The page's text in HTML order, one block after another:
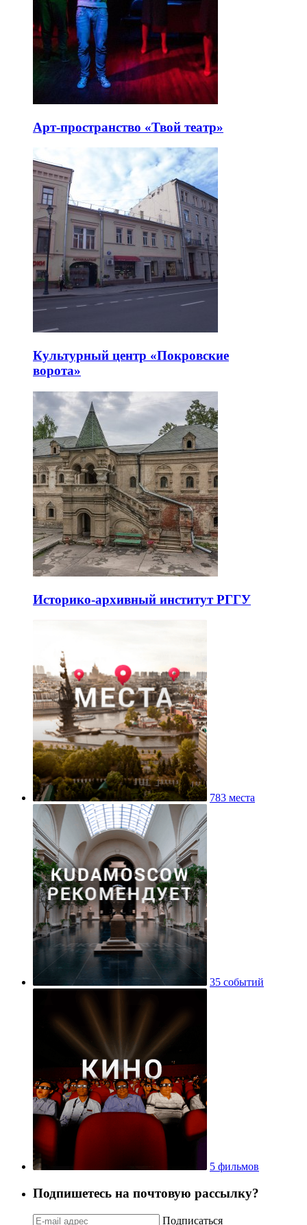
Арт-пространство «Твой театр»
Культурный центр «Покровские
ворота»
Историко-архивный институт РГГУ
783 места
35 событий
5 фильмов
Подпишетесь на почтовую рассылку?
Подписаться